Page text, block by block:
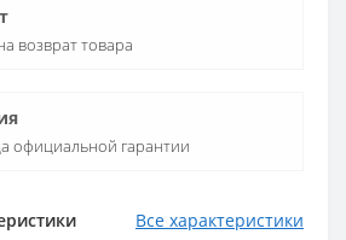
Все характеристики
возврат товара
официальной гарантии